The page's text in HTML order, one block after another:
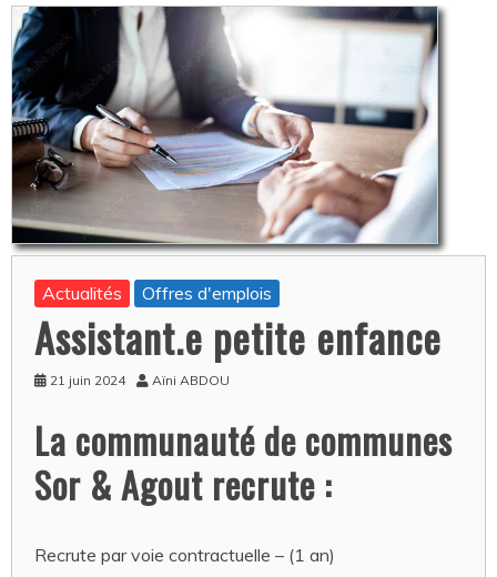
Actualités Offres d'emplois
Assistant.e petite enfance
21 juin 2024 Aïni ABDOU
La communauté de communes
Sor & Agout recrute :
Recrute par voie contractuelle – (1 an)